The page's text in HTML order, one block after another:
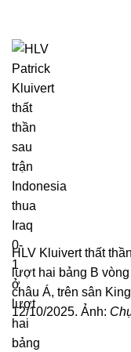
HLV Kluivert thất
lượt hai bảng B
châu Á, trên sân
12/10/2025. Ảnh: